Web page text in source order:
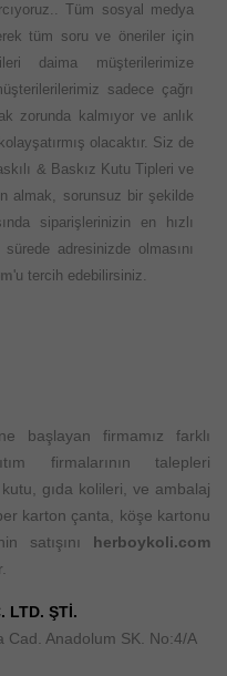
Tüm sosyal medya
tüm soru ve öneriler için
daima müşterilerimize
sadece çağrı
zorunda kalmıyor ve anlık
olacaktır. Siz de
& Baskız Kutu Tipleri ve
almak, sorunsuz bir şekilde
siparişlerinizin en hızlı
adresinizde olmasını
'u tercih edebilirsiniz.
başlayan firmamız farklı
firmalarının talepleri
gıda kolileri, ve ambalaj
karton çanta, köşe kartonu
satışını herboykoli.com
LTD. ŞTİ.
Cad. Anadolum SK. No:4/A